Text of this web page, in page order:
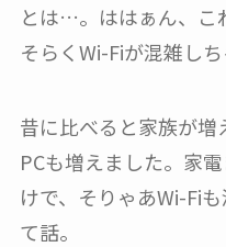
とは…。ははぁん、こ
そらくWi-Fiが混雑し
昔に比べると家族が増
PCも増えました。家
けで、そりゃあWi-Fi
て話。